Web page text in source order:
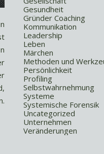
Gesundheit
Gründer Coaching
Kommunikation
Leadership
Leben
Märchen
Methoden und
Persönlichkeit
Profiling
Selbstwahrnehmung
Systeme
Systemische Forensik
Uncategorized
Unternehmen
Veränderungen